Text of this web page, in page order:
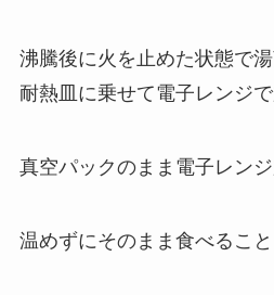
沸騰後に火を止めた状態で
耐熱皿に乗せて電子レンジで
真空パックのまま電子レンジ
温めずにそのまま食べること